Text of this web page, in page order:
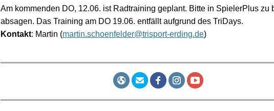
Am kommenden DO, 12.06. ist Radtraining geplant. Bitte in SpielerPlus zu
absagen. Das Training am DO 19.06. entfällt aufgrund des TriDays.
Kontakt: Martin (martin.schoenfelder@trisport-erding.de)